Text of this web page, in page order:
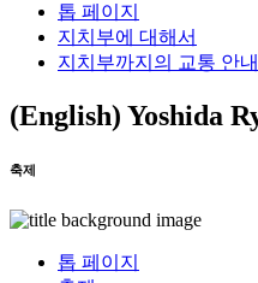
톱 페이지
지치부에 대해서
지치부까지의 교통 안내
(English) Yoshida
축제
톱 페이지